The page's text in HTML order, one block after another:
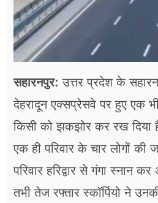
शिक्षा
अन्य खबरें
सहारनपुर: उत्तर प्रदेश के
देहरादून एक्सप्रेसवे पर हुए एक
किसी को झकझोर कर रख दिया
एक ही परिवार के चार लोगों
परिवार हरिद्वार से गंगा स्नान
तभी तेज रफ्तार स्कॉर्पियो ने